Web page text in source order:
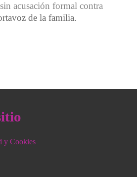
acusación formal contra
de la familia.
y Cookies